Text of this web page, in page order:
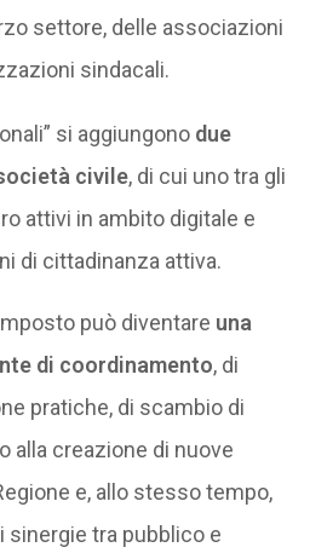
settore, delle associazioni
sindacali.
si aggiungono due
civile, di cui uno tra gli
attivi in ambito digitale e
di cittadinanza attiva.
può diventare una
di coordinamento, di
pratiche, di scambio di
alla creazione di nuove
e, allo stesso tempo,
sinergie tra pubblico e